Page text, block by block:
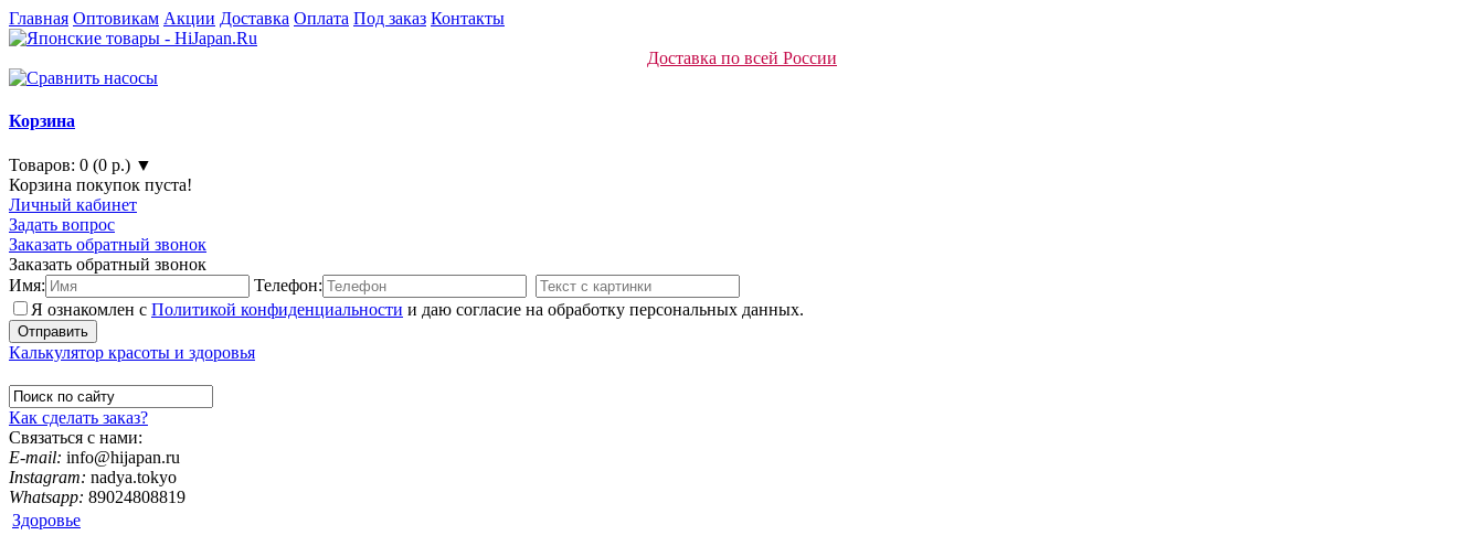
Главная Оптовикам Акции Доставка Оплата Под заказ Контакты
Доставка по всей России
Корзина
Товаров: 0 (0 р.) ▼
Корзина покупок пуста!
Личный кабинет
Задать вопрос
Заказать обратный звонок
Заказать обратный звонок
Имя:
Телефон:
Я ознакомлен с Политикой конфиденциальности и даю согласие на обработку персональных данных.
Калькулятор красоты и здоровья
Как сделать заказ?
Связаться с нами:
E-mail: info@hijapan.ru
Instagram: nadya.tokyo
Whatsapp: 89024808819
Здоровье